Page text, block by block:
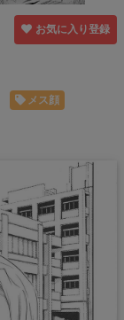
お気に入り登録
メス顔